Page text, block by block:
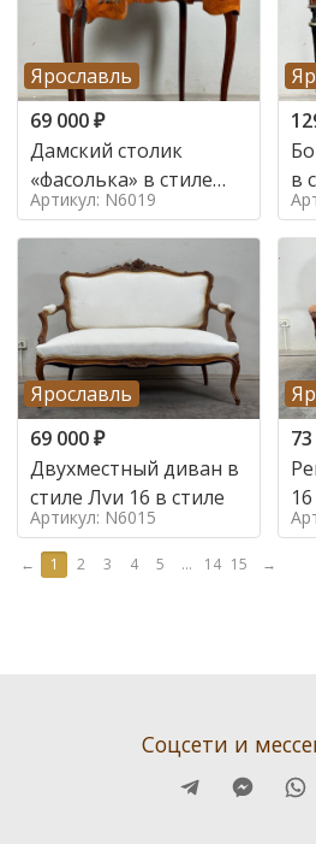
Ярославль
69 000₽
Дамский столик
«фасолька» в стиле
Луи 16,
Артикул: N6019
в
в
Ярославль
69 000₽
Двухместный диван в
стиле Луи 16 в стиле
Артикул: N6015
← 1 2 3 4 5 ... 14 15 →
Соцсети и